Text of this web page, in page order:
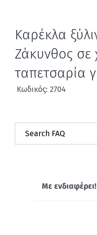
Καρέκλα
Ζάκυνθος
ταπετσαρία
Κωδικός: 2704
Με ενδιαφέρει!